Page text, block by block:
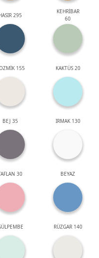
295
KEHRİBAR
60
155 KAKTÜS 20
BEJ 35 IRMAK 130
30 BEYAZ
RÜZGAR 140